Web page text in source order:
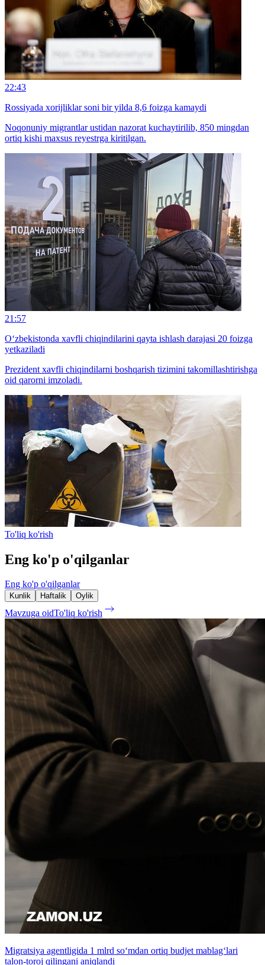
22:43
Rossiyada xorijliklar soni bir yilda 8,6 foizga kamaydi
Noqonuniy migrantlar ustidan nazorat kuchaytirilib, 850 mingdan
ortiq kishi maxsus reyestrga kiritilgan.
21:57
O‘zbekistonda xavfli chiqindilarini qayta ishlash darajasi 20 foizga
yetkaziladi
Prezident xavfli chiqindilarni boshqarish tizimini takomillashtirishga
oid qarorni imzoladi.
To'liq ko'rish
Eng ko'p o'qilganlar
Eng ko'p o'qilganlar
Kunlik Haftalik Oylik
Mavzuga oidTo'liq ko'rish
Migratsiya agentligida 1 mlrd so‘mdan ortiq budjet mablag‘lari
talon-toroj qilingani aniqlandi